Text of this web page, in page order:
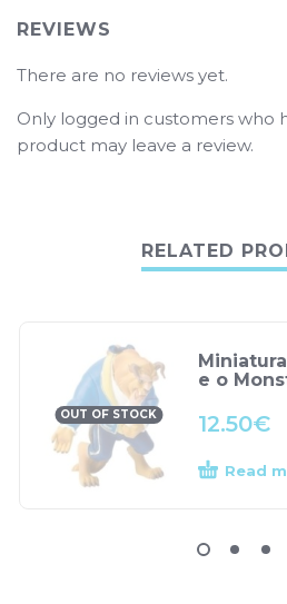
REVIEWS
There are no reviews yet.
Only logged in customers who
product may leave a review.
RELATED
OUT OF STOCK
e o
12.50€
Read